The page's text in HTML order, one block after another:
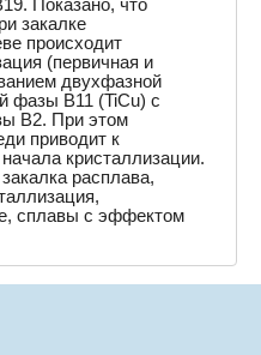
Показано, что
закалке
происходит
(первичная и
двухфазной
фазы B11 (TiCu) с
B2. При этом
приводит к
кристаллизации.
расплава,
сплавы с эффектом